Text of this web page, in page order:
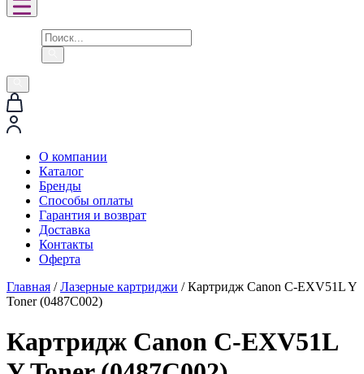
О компании
Каталог
Бренды
Способы оплаты
Гарантия и возврат
Доставка
Контакты
Оферта
Главная /Лазерные картриджи / Картридж Canon C-EXV51L Y
Toner (0487C002)
Картридж Canon C-EXV51L